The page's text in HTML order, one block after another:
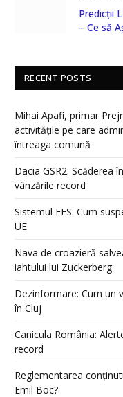
Predicții
– Ce să
RECENT POSTS
Mihai Apafi, primar
activitățile pe care
întreaga comună
Dacia GSR2: Scăderea
vânzările record
Sistemul EES: Cum
UE
Nava de croazieră
iahtului lui Zuckerberg
Dezinformare: Cum un
în Cluj
Canicula România:
record
Reglementarea
Emil Boc?